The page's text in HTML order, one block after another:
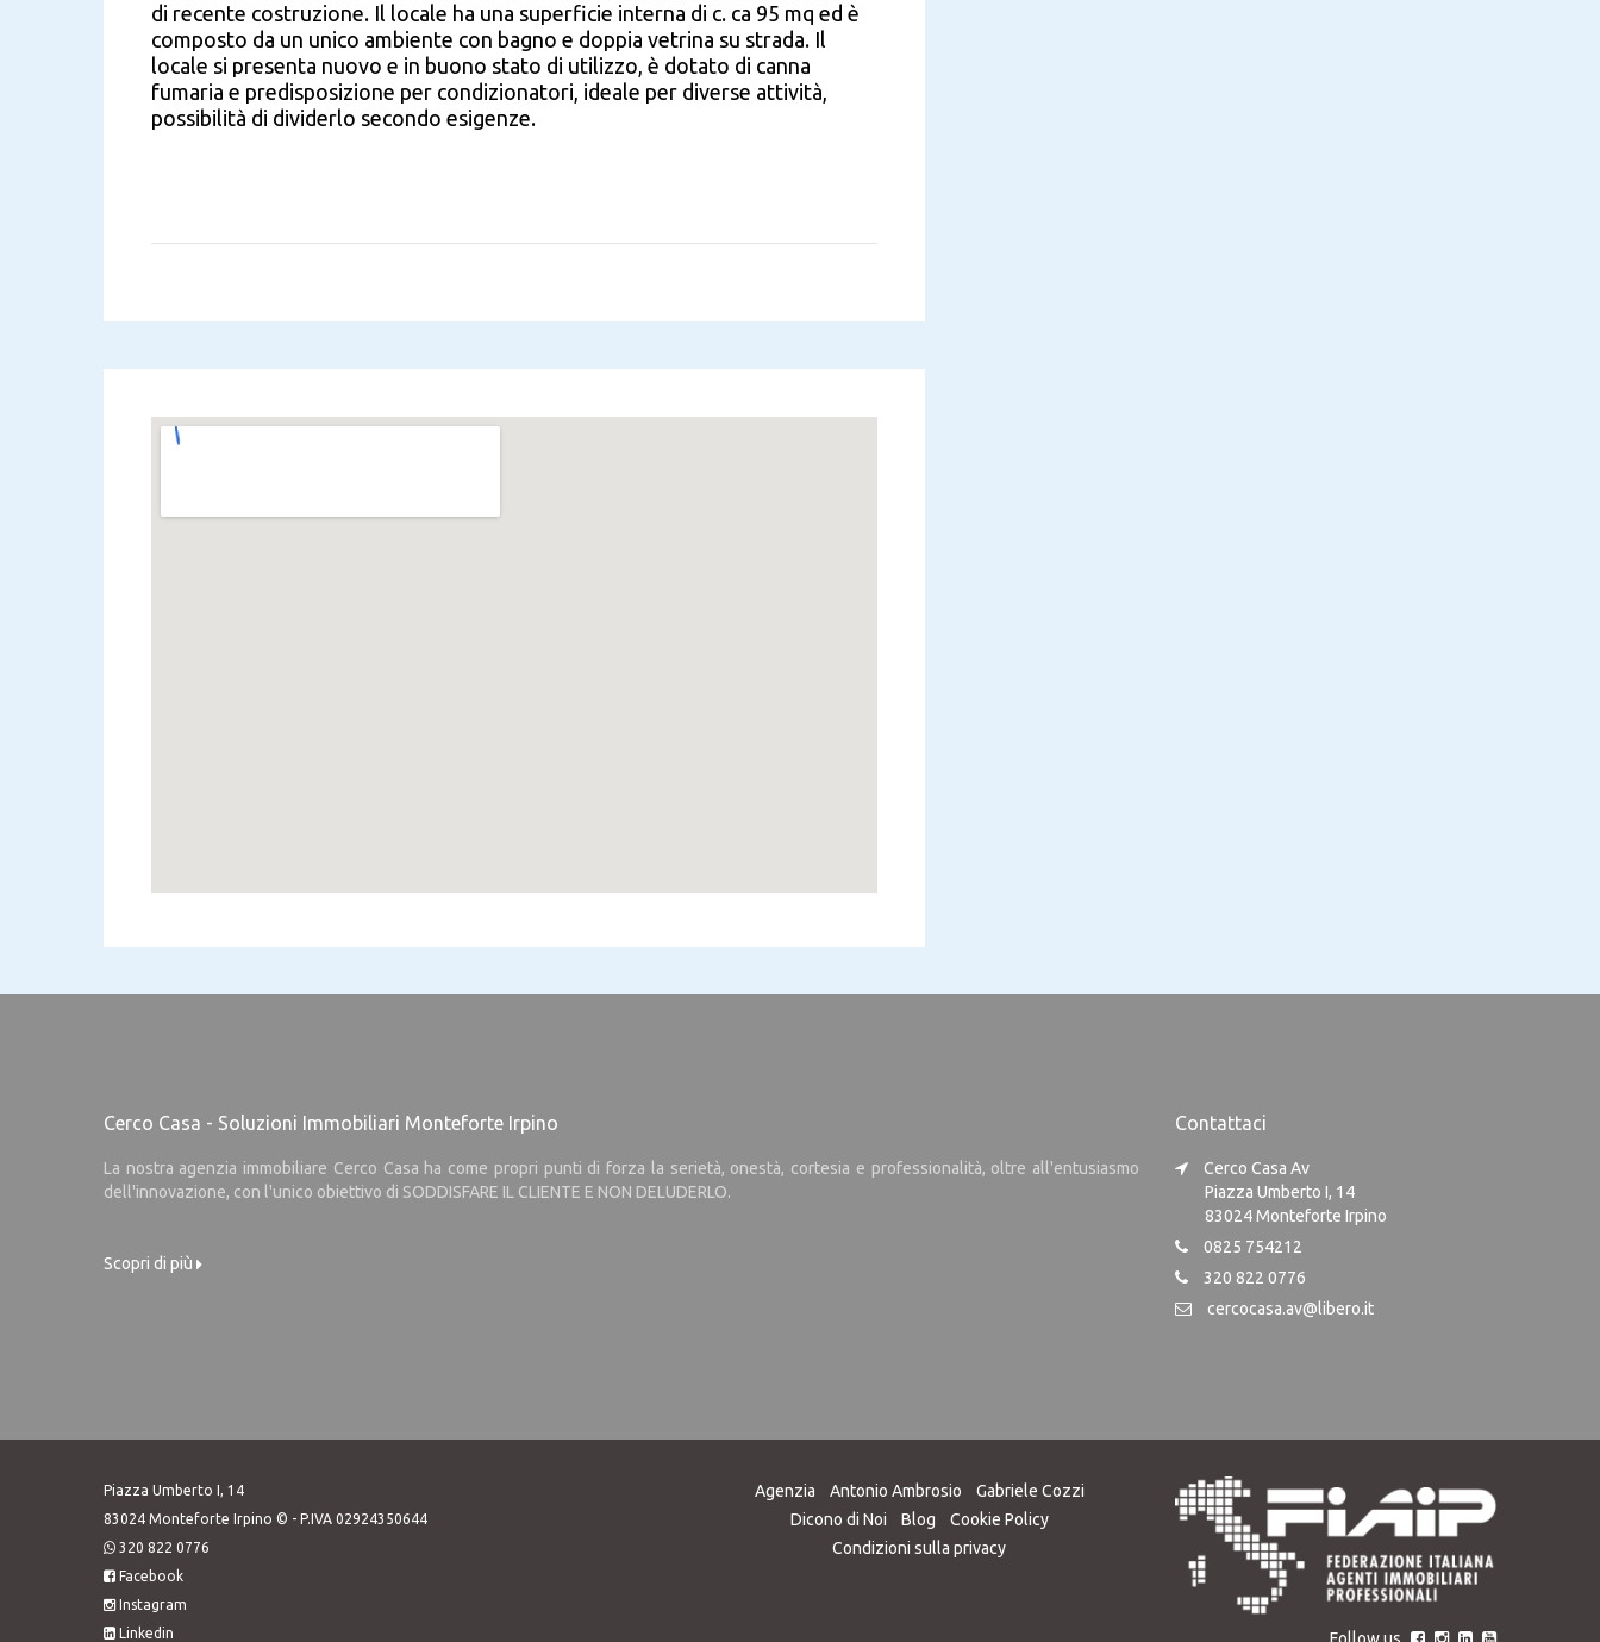
di recente costruzione. Il locale ha una superficie interna di c. ca 95 mq ed è
composto da un unico ambiente con bagno e doppia vetrina su strada. Il
locale si presenta nuovo e in buono stato di utilizzo, è dotato di canna
fumaria e predisposizione per condizionatori, ideale per diverse attività,
possibilità di dividerlo secondo esigenze.
Cerco Casa - Soluzioni Immobiliari Monteforte Irpino
La nostra agenzia immobiliare Cerco Casa ha come propri punti di forza la serietà, onestà, cortesia e professionalità, oltre all'entusiasmo
dell'innovazione, con l'unico obiettivo di SODDISFARE IL CLIENTE E NON DELUDERLO.
Scopri di più
Contattaci
Cerco Casa Av
Piazza Umberto I, 14
83024 Monteforte Irpino
0825 754212
320 822 0776
cercocasa.av@libero.it
Piazza Umberto I, 14
83024 Monteforte Irpino © - P.IVA 02924350644
320 822 0776
Facebook
Instagram
Linkedin
Agenzia Antonio Ambrosio
Gabriele Cozzi
Dicono di Noi
Blog
Cookie Policy
Condizioni sulla privacy